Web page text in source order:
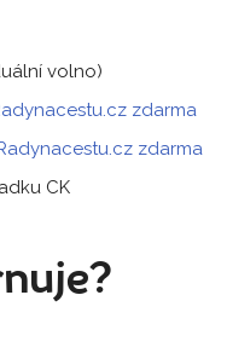
volno)
zdarma
zdarma
CK